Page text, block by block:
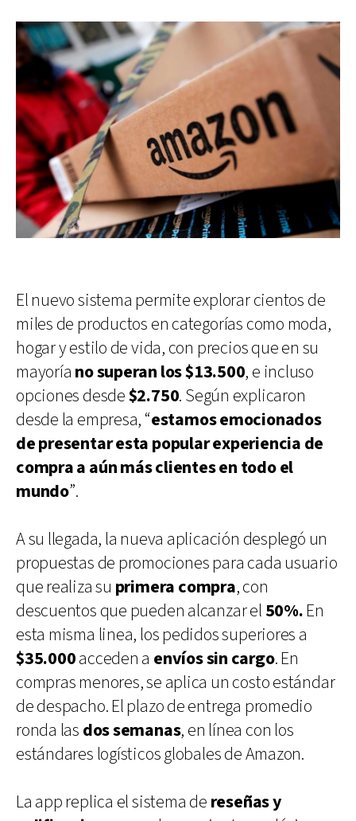
El nuevo sistema permite explorar cientos de
miles de productos en categorías como moda,
hogar y estilo de vida, con precios que en su
mayoría no superan los $13.500, e incluso
opciones desde$2.750. Según explicaron
desde la empresa, “estamos emocionados
de presentar esta popular experiencia de
compra a aún más clientes en todo el
mundo”.
A su llegada, la nueva aplicación desplegó un
propuestas de promociones para cada usuario
que realiza su primera compra, con
descuentos que pueden alcanzar el 50%.En
esta misma linea, los pedidos superiores a
$35.000acceden a envíos sin cargo. En
compras menores, se aplica un costo estándar
de despacho. El plazo de entrega promedio
ronda las dos semanas, en línea con los
estándares logísticos globales de Amazon.
La app replica el sistema de reseñas y